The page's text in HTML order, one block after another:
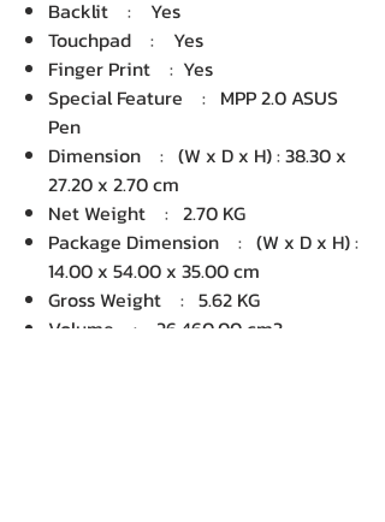
Backlit : Yes
Touchpad : Yes
Finger Print : Yes
Special Feature : MPP 2.0 ASUS
Pen
Dimension : (W x D x H) : 38.30 x
27.20 x 2.70 cm
Net Weight : 2.70 KG
Package Dimension : (W x D x H) :
14.00 x 54.00 x 35.00 cm
Gross Weight : 5.62 KG
Volume : 26,460.00 cm3